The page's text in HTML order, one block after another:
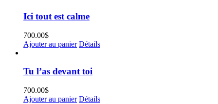
Ici tout est calme
700.00$
Ajouter au panier Détails
Tu l’as devant toi
700.00$
Ajouter au panier Détails